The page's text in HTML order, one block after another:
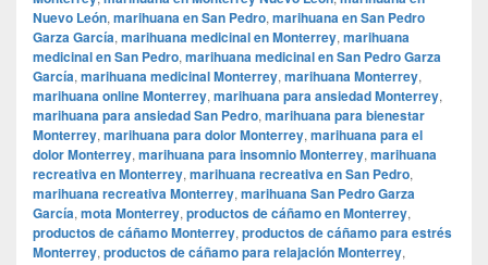
Nuevo León, marihuana en San Pedro, marihuana en San Pedro
Garza García, marihuana medicinal en Monterrey, marihuana
medicinal en San Pedro, marihuana medicinal en San Pedro Garza
García, marihuana medicinal Monterrey, marihuana Monterrey,
marihuana online Monterrey, marihuana para ansiedad Monterrey,
marihuana para ansiedad San Pedro, marihuana para bienestar
Monterrey, marihuana para dolor Monterrey, marihuana para el
dolor Monterrey, marihuana para insomnio Monterrey, marihuana
recreativa en Monterrey, marihuana recreativa en San Pedro,
marihuana recreativa Monterrey, marihuana San Pedro Garza
García, mota Monterrey, productos de cáñamo en Monterrey,
productos de cáñamo Monterrey, productos de cáñamo para estrés
Monterrey, productos de cáñamo para relajación Monterrey,